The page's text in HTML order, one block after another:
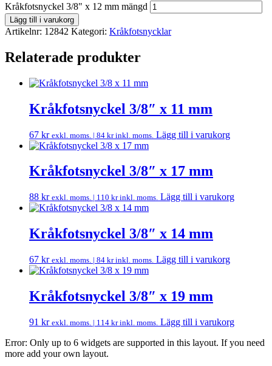
Kråkfotsnyckel 3/8" x 12 mm mängd
Lägg till i varukorg
Artikelnr: 12842 Kategori: Kråkfotsnycklar
Relaterade produkter
Kråkfotsnyckel 3/8″ x 11 mm
67 kr exkl. moms. | 84 krinkl. moms. Lägg till i varukorg
Kråkfotsnyckel 3/8″ x 17 mm
88 kr exkl. moms. | 110 krinkl. moms. Lägg till i varukorg
Kråkfotsnyckel 3/8″ x 14 mm
67 kr exkl. moms. | 84 krinkl. moms. Lägg till i varukorg
Kråkfotsnyckel 3/8″ x 19 mm
91 kr exkl. moms. | 114 krinkl. moms. Lägg till i varukorg
Error: Only up to 6 widgets are supported in this layout. If you need
more add your own layout.